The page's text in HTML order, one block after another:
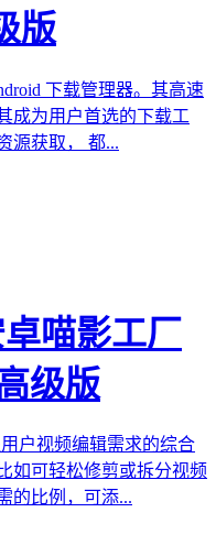
版
下载管理器。其高速
成为用户首选的下载工
源获取， 都...
喵影工厂
级版
户视频编辑需求的综合
如可轻松修剪或拆分视频
的比例，可添...